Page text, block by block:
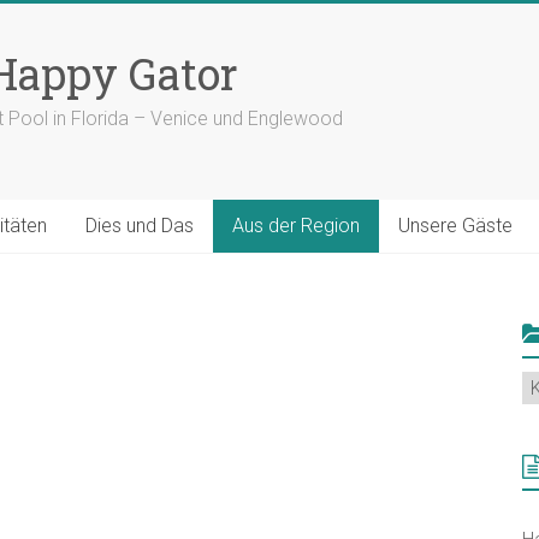
Gator
Pool in Florida – Venice und Englewood
Dies und Das Aus der Region Unsere Gäste